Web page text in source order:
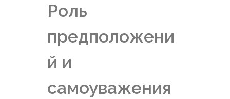
Роль
предположени
й и
самоуважения